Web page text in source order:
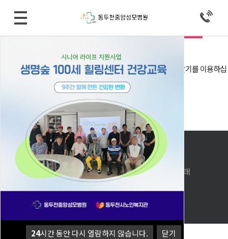
24시간 동안 다시 열람하지 않습니다. 닫기
로그인
회원아이디 및 비밀번호가 기억 안나실 때는 아이디/비밀번호 찾기를 이용하십
아직 회원이 아니시라면 회원으로 가입 후 이용해 주십시오.
아이디 비밀번호 찾기
메인으로 돌아가기
PC버전으로 보기
상호: 동두천중앙성모병원 │대표자 : 윤석진, 조황래
사업자번호 : 127-91-27170
주소: 경기도 동두천시 동광로 53(생연동)